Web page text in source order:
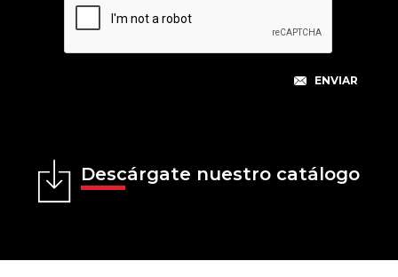
Descárgate nuestro catálogo